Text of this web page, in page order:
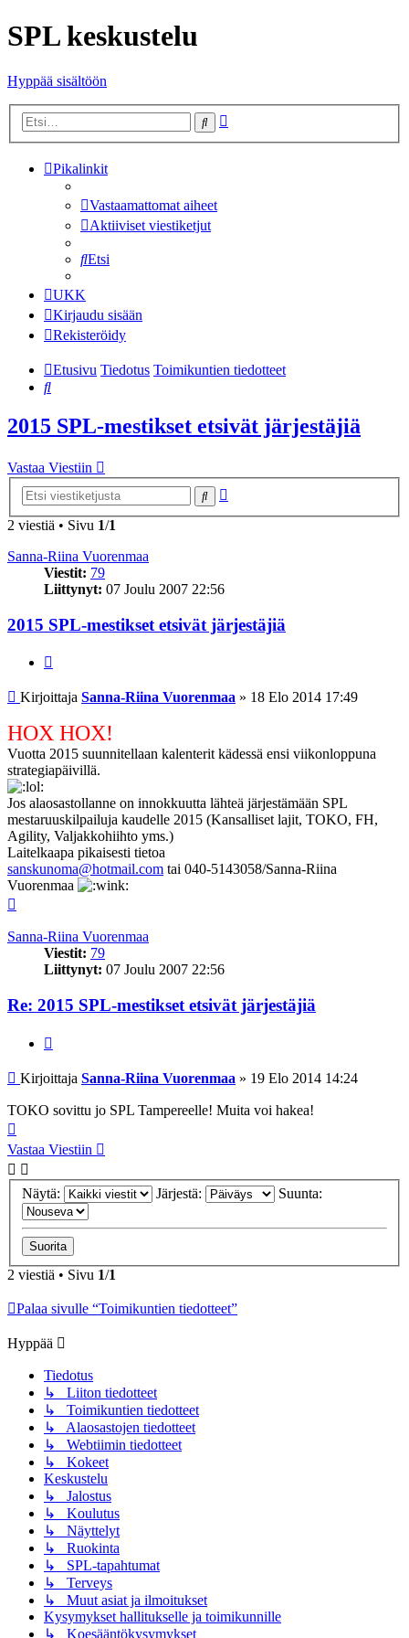
SPL keskustelu
Hyppää sisältöön
Etsi
Pikalinkit
Vastaamattomat aiheet
Aktiiviset viestiketjut
Etsi
UKK
Kirjaudu sisään
Rekisteröidy
Etusivu Tiedotus Toimikuntien tiedotteet
Etsi
2015 SPL-mestikset etsivät järjestäjiä
Vastaa Viestiin
Etsi
2 viestiä • Sivu 1/1
Sanna-Riina Vuorenmaa
Viestit: 79
Liittynyt: 07 Joulu 2007 22:56
2015 SPL-mestikset etsivät järjestäjiä
Viesti
Kirjoittaja Sanna-Riina Vuorenmaa » 18 Elo 2014 17:49
HOX HOX!
Vuotta 2015 suunnitellaan kalenterit kädessä ensi viikonloppuna
strategiapäivillä.
Jos alaosastollanne on innokkuutta lähteä järjestämään SPL
mestaruuskilpailuja kaudelle 2015 (Kansalliset lajit, TOKO, FH,
Agility, Valjakkohiihto yms.)
Laitelkaapa pikaisesti tietoa
sanskunoma@hotmail.com tai 040-5143058/Sanna-Riina
Vuorenmaa
Sanna-Riina Vuorenmaa
Viestit: 79
Liittynyt: 07 Joulu 2007 22:56
Re: 2015 SPL-mestikset etsivät järjestäjiä
Viesti
Kirjoittaja Sanna-Riina Vuorenmaa » 19 Elo 2014 14:24
TOKO sovittu jo SPL Tampereelle! Muita voi hakea!
Vastaa Viestiin
Näytä: Järjestä: Suunta:
2 viestiä • Sivu 1/1
Palaa sivulle “Toimikuntien tiedotteet”
Hyppää
Tiedotus
↳ Liiton tiedotteet
↳ Toimikuntien tiedotteet
↳ Alaosastojen tiedotteet
↳ Webtiimin tiedotteet
↳ Kokeet
Keskustelu
↳ Jalostus
↳ Koulutus
↳ Näyttelyt
↳ Ruokinta
↳ SPL-tapahtumat
↳ Terveys
↳ Muut asiat ja ilmoitukset
Kysymykset hallitukselle ja toimikunnille
↳ Koesääntökysymykset